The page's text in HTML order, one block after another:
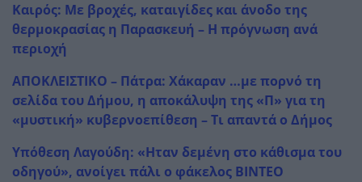
Καιρός: Με βροχές, καταιγίδες και άνοδο της
θερμοκρασίας η Παρασκευή – Η πρόγνωση ανά
περιοχή
ΑΠΟΚΛΕΙΣΤΙΚΟ – Πάτρα: Χάκαραν …με πορνό τη
σελίδα του Δήμου, η αποκάλυψη της «Π» για τη
«μυστική» κυβερνοεπίθεση – Τι απαντά ο Δήμος
Υπόθεση Λαγούδη: «Ηταν δεμένη στο κάθισμα του
οδηγού», ανοίγει πάλι ο φάκελος ΒΙΝΤΕΟ